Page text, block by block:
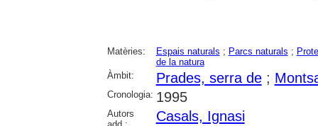
Matèries: Espais naturals ; Parcs naturals ;
de la natura
Àmbit:
Prades, serra de;
Cronologia: 1995
Autors
Casals, Ignasi